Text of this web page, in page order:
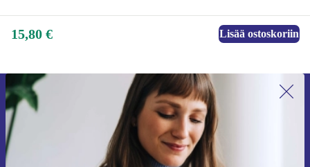
15,80 € Lisää ostoskoriin
Liity ensimmäistä kertaa uutiskirjeen
tilaajaksi ja säästä 15 €!
Älä missaa enää yhtäkään tarjousta.